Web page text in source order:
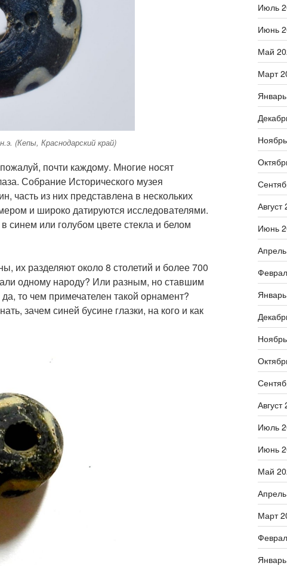
(Кепы, Краснодарский край)
почти каждому. Многие носят
Собрание Исторического музея
часть из них представлена в нескольких
и широко датируются исследователями.
или голубом цвете стекла и белом
их разделяют около 8 столетий и более 700
одному народу? Или разным, но ставшим
то чем примечателен такой орнамент?
зачем синей бусине глазки, на кого и как
Июль
Июнь
Май
Март
Август
Июнь
Август
Июль
Июнь
Май
Март